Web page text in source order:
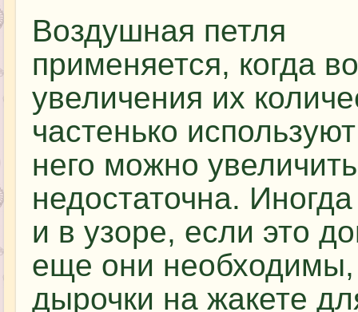
Воздушная петля
применяется, когда
увеличения их
частенько
него можно
недостаточна.
и в узоре, если это
еще они необходимы,
дырочки на жакете